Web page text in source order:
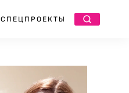
СПЕЦПРОЕКТЫ